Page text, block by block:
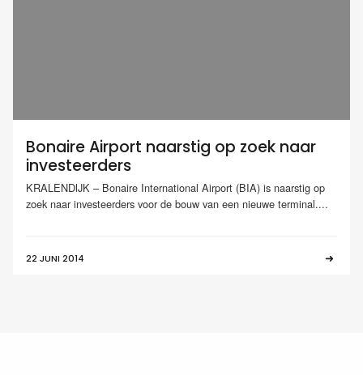
Bonaire Airport naarstig op zoek naar
investeerders
KRALENDIJK – Bonaire International Airport (BIA) is naarstig op
zoek naar investeerders voor de bouw van een nieuwe terminal....
22 JUNI 2014